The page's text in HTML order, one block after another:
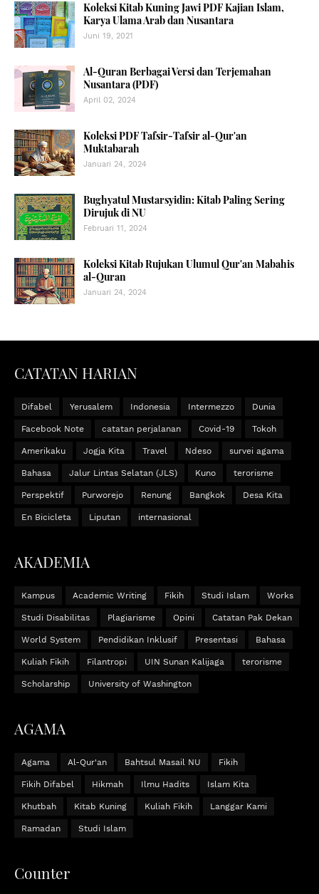
Koleksi Kitab Kuning Jawi PDF Kajian Islam,
Karya Ulama Arab dan Nusantara
Juni 19, 2021
Al-Quran Berbagai Versi dan Terjemahan
Nusantara (PDF)
April 02, 2024
Koleksi PDF Tafsir-Tafsir al-Qur'an
Muktabarah
Januari 24, 2024
Bughyatul Mustarsyidin: Kitab Paling Sering
Dirujuk di NU
Februari 11, 2024
Koleksi Kitab Rujukan Ulumul Qur'an Mabahis
al-Quran
Januari 24, 2024
CATATAN HARIAN
Difabel Yerusalem Indonesia Intermezzo Dunia
Facebook Note catatan perjalanan Covid-19 Tokoh
Amerikaku Jogja Kita Travel Ndeso survei agama
Bahasa Jalur Lintas Selatan (JLS) Kuno terorisme
Perspektif Purworejo Renung Bangkok Desa Kita
En Bicicleta Liputan internasional
AKADEMIA
Kampus Academic Writing Fikih Studi Islam Works
Studi Disabilitas Plagiarisme Opini Catatan Pak Dekan
World System Pendidikan Inklusif Presentasi Bahasa
Kuliah Fikih Filantropi UIN Sunan Kalijaga terorisme
Scholarship University of Washington
AGAMA
Agama Al-Qur'an Bahtsul Masail NU Fikih
Fikih Difabel Hikmah Ilmu Hadits Islam Kita
Khutbah Kitab Kuning Kuliah Fikih Langgar Kami
Ramadan Studi Islam
Counter